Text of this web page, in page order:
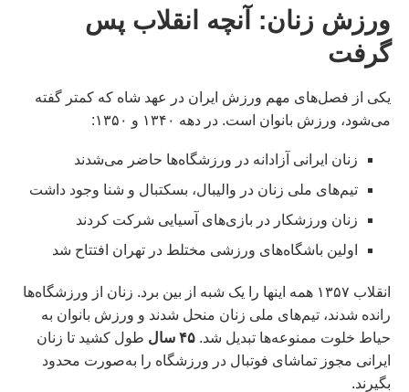
ورزش زنان: آنچه انقلاب پس
گرفت
یکی از فصل‌های مهم ورزش ایران در عهد شاه که کمتر گفته
می‌شود، ورزش بانوان است. در دهه ۱۳۴۰ و ۱۳۵۰:
زنان ایرانی آزادانه در ورزشگاه‌ها حاضر می‌شدند
تیم‌های ملی زنان در والیبال، بسکتبال و شنا وجود داشت
زنان ورزشکار در بازی‌های آسیایی شرکت کردند
اولین باشگاه‌های ورزشی مختلط در تهران افتتاح شد
انقلاب ۱۳۵۷ همه اینها را یک شبه از بین برد. زنان از ورزشگاه‌ها
رانده شدند، تیم‌های ملی زنان منحل شدند و ورزش بانوان به
حیاط خلوت ممنوعه‌ها تبدیل شد. ۴۵ سال
طول کشید تا زنان
ایرانی مجوز تماشای فوتبال در ورزشگاه را به‌صورت محدود
بگیرند.